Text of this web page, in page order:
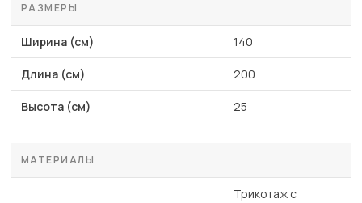
РАЗМЕРЫ
Ширина (см) 140
Длина (см) 200
Высота (см) 25
МАТЕРИАЛЫ
Трикотаж с